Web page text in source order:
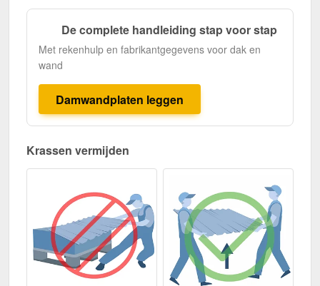
De complete handleiding stap voor stap
Met rekenhulp en fabrikantgegevens voor dak en
wand
Damwandplaten leggen
Krassen vermijden